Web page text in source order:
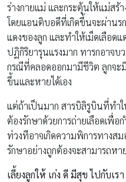
ร่างกายแม่ และกระตุ้นให้แม่สร้
โดยแอนติบอดีที่เกิดขึ้นจะผ่านร
แดงของลูก และทำให้เม็ดเลือด
ปฏิกิริยารุนแรงมาก ทารกอาจบ
กรณีที่คลอดออกมามีชีวิต ลูกจะ
ขึ้นและหายได้เอง
แต่ถ้าเป็นมาก สารบิลิรูบินที่ทำ
ต้องรักษาด้วยการถ่ายเลือดเพื่
ท่วงทีอาจเกิดความพิการทางสม
รักษาอย่างถูกต้องจะสามารถห
เลี้ยงลูกให้ เก่ง ดี มีสุข ไปกับเ